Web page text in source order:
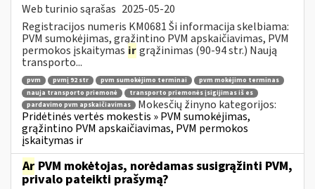
Web turinio sąrašas 2025-05-20
Registracijos numeris KM0681 Ši informacija skelbiama:
PVM sumokėjimas, grąžintino PVM apskaičiavimas, PVM
permokos įskaitymas irgrąžinimas (90-94 str.) Naują
transporto...
pvm pvmį 92 str pvm sumokėjimo terminai
pvm mokėjimo terminas
nauja transporto priemonė
transporto priemonės įsigijimas iš es
pardavimo pvm apskaičiavimas
Mokesčių žinyno kategorijos:
Pridėtinės vertės mokestis » PVM sumokėjimas,
grąžintino PVM apskaičiavimas, PVM permokos
įskaitymas ir
Ar PVM mokėtojas, norėdamas susigrąžinti PVM,
privalo pateikti prašymą?